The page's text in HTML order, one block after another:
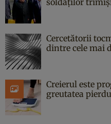
Cercetătorii
dintre cele mai
Creierul este
greutatea